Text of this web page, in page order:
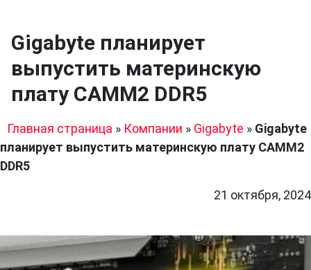
Gigabyte планирует
выпустить материнскую
плату CAMM2 DDR5
Главная страница » Компании » Gigabyte » Gigabyte
планирует выпустить материнскую плату CAMM2
DDR5
21 октября, 2024